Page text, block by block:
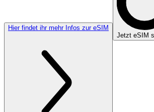
Hier findet ihr mehr Infos zur eSIM
Jetzt eSIM